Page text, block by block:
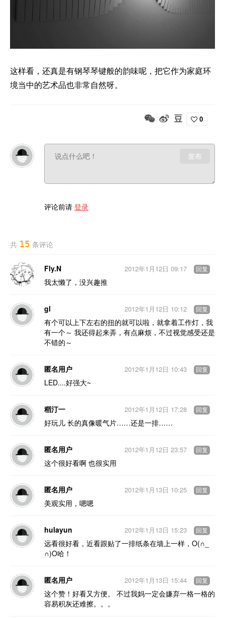
这样看，还真是有钢琴琴键般的韵味呢，把它作为家庭环
境当中的艺术品也非常自然呀。
0
发布
评论前请 登录
共 15 条评论
Fly.N
我太懒了，没兴趣推
2012年1月12日 09:17 回复
gl
有个可以上下左右的扭的就可以啦，就拿着工作灯，我
有一个～ 我还得起来弄，有点麻烦，不过视觉感受还是
不错的～
2012年1月12日 10:12 回复
匿名用户
LED....好强大~
2012年1月12日 10:43 回复
稻汀一
好玩儿 长的真像暖气片……还是一排……
2012年1月12日 17:28 回复
匿名用户
这个很好看啊 也很实用
2012年1月12日 23:57 回复
匿名用户
美观实用，嗯嗯
2012年1月13日 10:25 回复
hulayun
远看很好看，近看跟贴了一排纸条在墙上一样，O(∩_
∩)O哈！
2012年1月13日 15:23 回复
匿名用户
这个赞！好看又方便。 不过我妈一定会嫌弃一格一格的
容易积灰还难擦。。。
2012年1月13日 15:44 回复